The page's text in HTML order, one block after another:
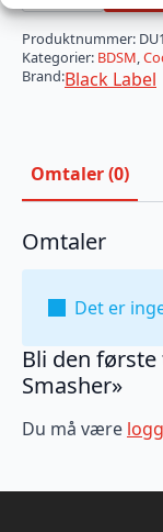
antall
Produktnummer:
Kategorier: BDSM,
Brand:Black Label
Omtaler (0)
Omtaler
Det er
Bli den
Smasher»
Du må være